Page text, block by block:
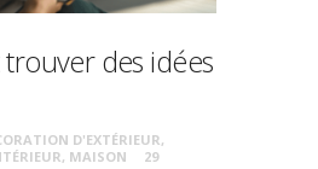
des idées
D'EXTÉRIEUR,
, MAISON
29